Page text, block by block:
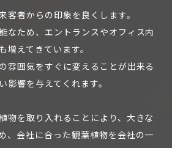
客者からの印象を良くします。
なため、エントランスやオフィス内
増えてきています。
雰囲気をすぐに変えることが出来る
影響を与えてくれます。
物を取り入れることにより、大きな
、会社に合った観葉植物を会社の一